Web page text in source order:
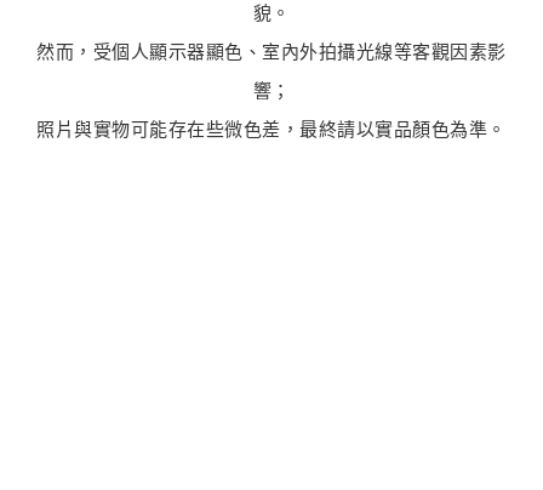
貌。
然而，受個人顯示器顯色、室內外拍攝光線等客觀因素影
響；
照片與實物可能存在些微色差，最終請以實品顏色為準。